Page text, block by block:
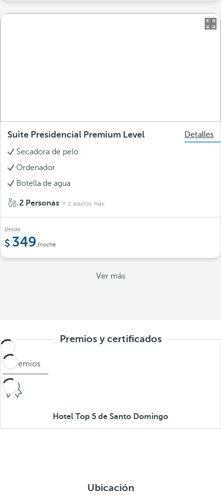
Suite Presidencial Premium Level
Detalles
Secadora de pelo
Ordenador
Botella de agua
2 Personas 2 adultos máx.
Desde
349 /noche
Ver más
Premios y certificados
Premios
Hotel Top 5 de Santo Domingo
Ubicación